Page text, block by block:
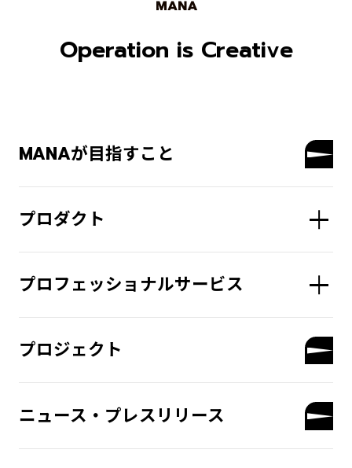
Operation is Creative
MANAが目指すこと
プロダクト
プロフェッショナルサービス
プロジェクト
ニュース・プレスリリース